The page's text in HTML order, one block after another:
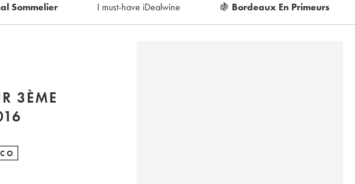
Sommelier I must-have iDealwine 🍇 Bordeaux En Primeurs
3ÈME